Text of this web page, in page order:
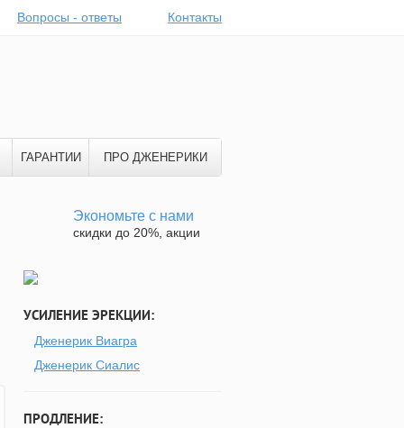
Вопросы - ответы Контакты
ГАРАНТИИ ПРО ДЖЕНЕРИКИ
Экономьте с нами
скидки до 20%, акции
УСИЛЕНИЕ ЭРЕКЦИИ:
Дженерик Виагра
Дженерик Сиалис
ПРОДЛЕНИЕ: